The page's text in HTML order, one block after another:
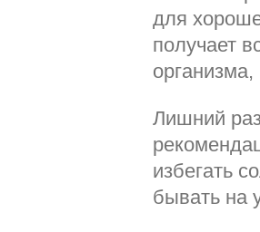
для
получает
Лишний
избегать
бывать на